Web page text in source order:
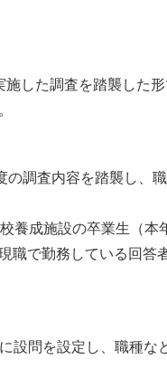
した調査を踏襲した
調査内容を踏襲し、
養成施設の卒業生（本
職で勤務している回
設問を設定し、職種な